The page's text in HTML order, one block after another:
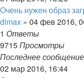
Очень нужен образ
dimax » 04 фев 2016,
1 Ответы
9715Просмотры
Последнее сообщение
02 мар 2016, 16:44